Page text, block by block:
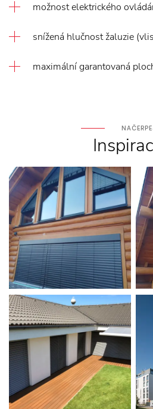
možnost elektrického
snížená hlučnost žaluzie
maximální garantovaná